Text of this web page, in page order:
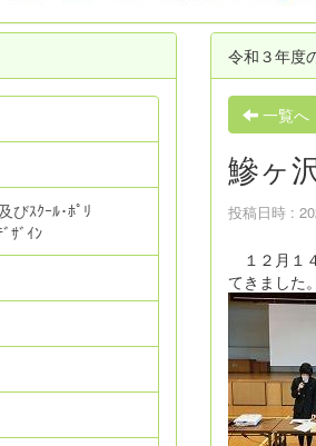
令和３年度
一覧へ
鰺ヶ
投稿日時 :
１２月１
てきました。
びｽｸｰﾙ･ﾎﾟﾘ
ｻﾞｲﾝ